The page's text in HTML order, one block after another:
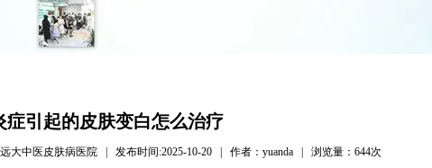
症引起的皮肤变白怎么治疗
大中医皮肤病医院 | 发布时间:2025-10-20 | 作者：yuanda | 浏览量： 644次